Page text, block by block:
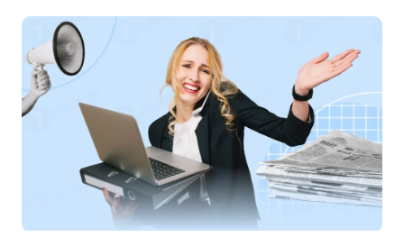
підприємств, які зможуть скористатися такими
пільгами